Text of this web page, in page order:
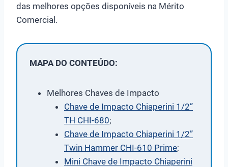
das melhores opções disponíveis na Mérito
Comercial.
MAPA DO CONTEÚDO:
Melhores Chaves de Impacto
Chave de Impacto Chiaperini 1/2”
TH CHI-680;
Chave de Impacto Chiaperini 1/2”
Twin Hammer CHI-610 Prime;
Mini Chave de Impacto Chiaperini